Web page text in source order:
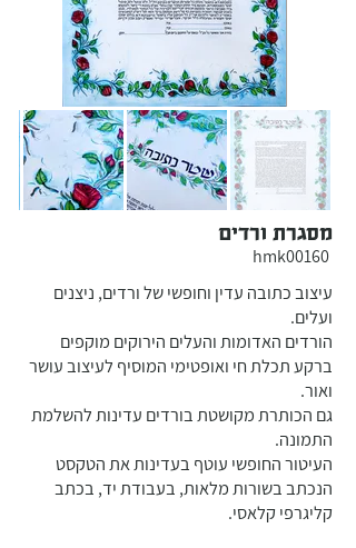
מסגרת ורדים
hmk00160
עיצוב כתובה עדין וחופשי של ורדים, ניצנים
ועלים.
הורדים האדומות והעלים הירוקים מוקפים
ברקע תכלת חי ואופטימי המוסיף לעיצוב עושר
ואור.
גם הכותרת מקושטת בורדים עדינות להשלמת
התמונה.
העיטור החופשי עוטף בעדינות את הטקסט
הנכתב בשורות מלאות, בעבודת יד, בכתב
קליגרפי קלאסי.